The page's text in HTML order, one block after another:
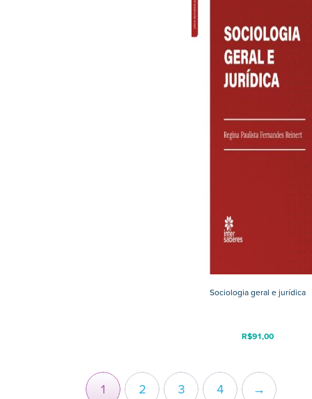
Sociologia geral e jurídica
R$91,00
1 2 3 4 →